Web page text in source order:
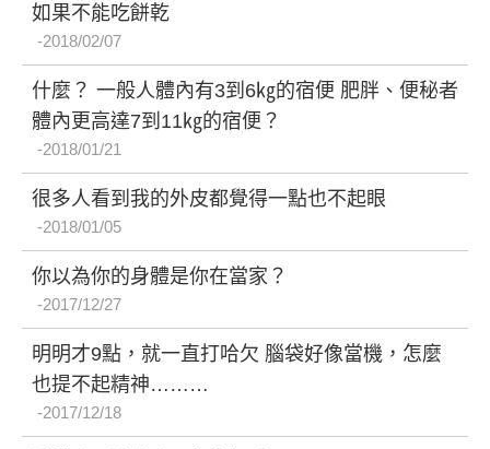
如果不能吃餅乾
2018/02/07
什麼？ 一般人體內有3到6㎏的宿便 肥胖、便秘者
體內更高達7到11㎏的宿便？
2018/01/21
很多人看到我的外皮都覺得一點也不起眼
2018/01/05
你以為你的身體是你在當家？
2017/12/27
明明才9點，就一直打哈欠 腦袋好像當機，怎麼
也提不起精神………
2017/12/18